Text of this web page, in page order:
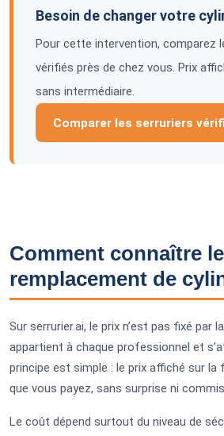
Besoin de changer votre
Pour cette intervention, comparez
vérifiés près de chez vous. Prix
sans intermédiaire.
Comparer les serruriers
Comment connaître
remplacement de
Sur serrurier.ai, le prix n’est pas fixé par
appartient à chaque professionnel et
principe est simple : le prix affiché sur la
que vous payez, sans surprise ni
Le coût dépend surtout du niveau de